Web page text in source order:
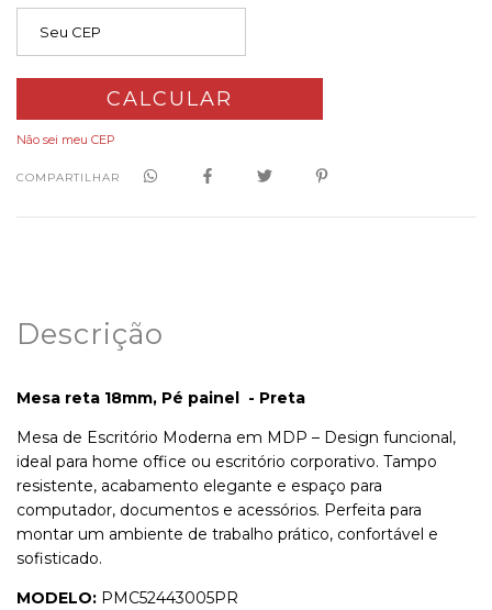
CALCULAR
Não sei meu CEP
COMPARTILHAR
Descrição
Mesa reta 18mm, Pé painel - Preta
Mesa de Escritório Moderna em MDP – Design funcional,
ideal para home office ou escritório corporativo. Tampo
resistente, acabamento elegante e espaço para
computador, documentos e acessórios. Perfeita para
montar um ambiente de trabalho prático, confortável e
sofisticado.
MODELO: PMC52443005PR